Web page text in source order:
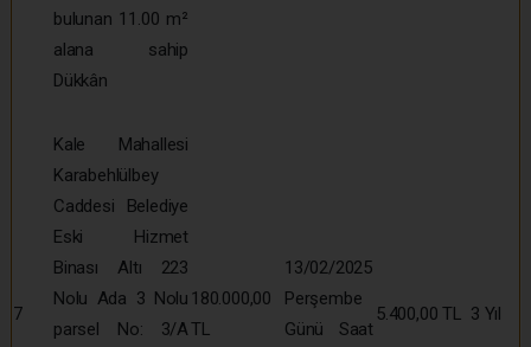
bulunan 11.00 m²
alana sahip
Dükkân
7
Kale Mahallesi
Karabehlülbey
Caddesi Belediye
Eski Hizmet
Binası Altı 223
Nolu Ada 3 Nolu
parsel No: 3/A
180.000,00
TL
13/02/2025
Perşembe
Günü Saat
5.400,00 TL 3 Yıl